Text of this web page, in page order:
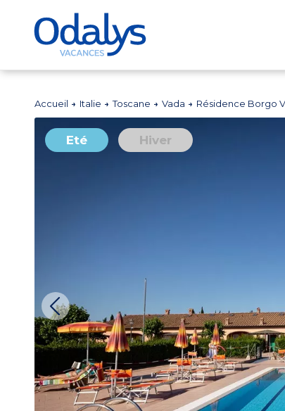
Accueil Italie Toscane Vada Résidence Borgo
Eté Hiver